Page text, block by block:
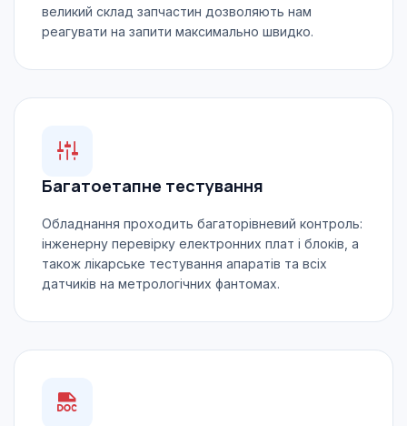
великий склад запчастин дозволяють нам
реагувати на запити максимально швидко.
Багатоетапне тестування
Обладнання проходить багаторівневий контроль:
інженерну перевірку електронних плат і блоків, а
також лікарське тестування апаратів та всіх
датчиків на метрологічних фантомах.